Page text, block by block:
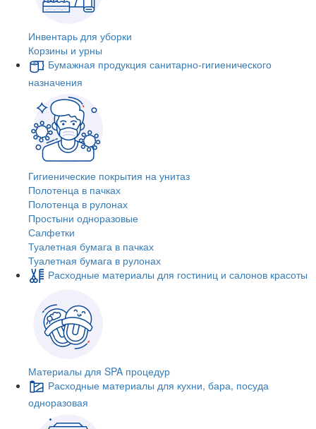
Инвентарь для уборки
Корзины и урны
Бумажная продукция санитарно-гигиенического
назначения
Гигиенические покрытия на унитаз
Полотенца в пачках
Полотенца в рулонах
Простыни одноразовые
Салфетки
Туалетная бумага в пачках
Туалетная бумага в рулонах
Расходные материалы для гостиниц и салонов красоты
Материалы для SPA процедур
Расходные материалы для кухни, бара, посуда
одноразовая